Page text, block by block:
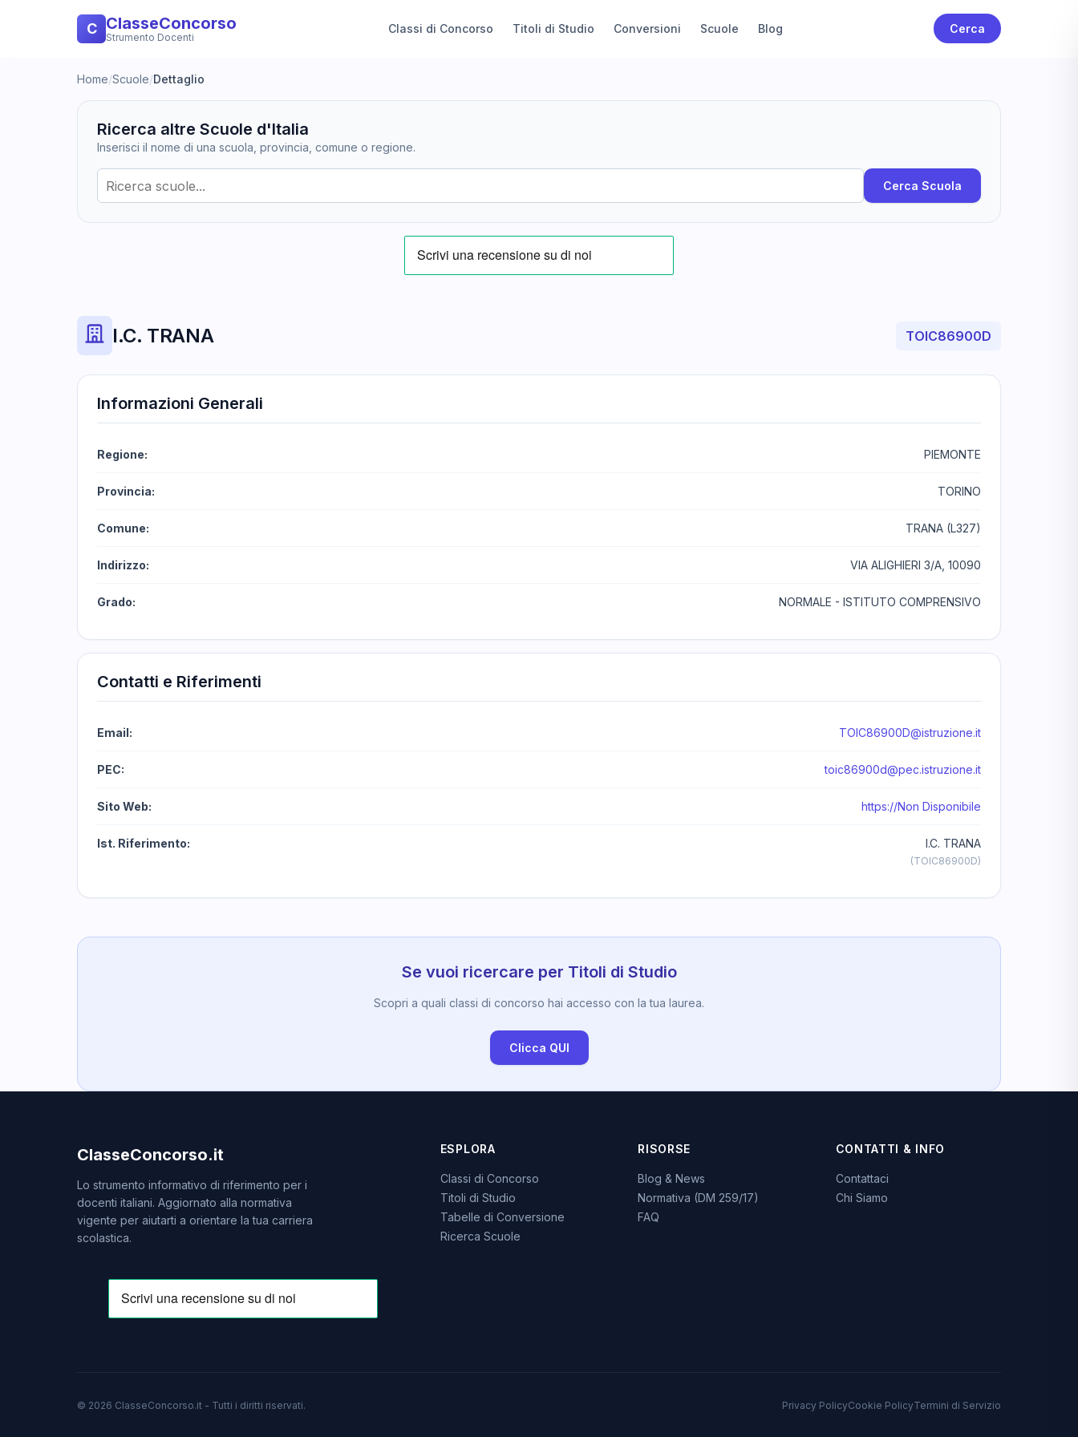
C ClasseConcorso
Strumento Docenti
Classi di Concorso Titoli di Studio Conversioni Scuole Blog Cerca
Home/Scuole/Dettaglio
Ricerca altre Scuole d'Italia
Inserisci il nome di una scuola, provincia, comune o regione.
Cerca Scuola
I.C. TRANA TOIC86900D
Informazioni Generali
Regione: PIEMONTE
Provincia: TORINO
Comune: TRANA (L327)
Indirizzo: VIA ALIGHIERI 3/A, 10090
Grado: NORMALE - ISTITUTO COMPRENSIVO
Contatti e Riferimenti
Email: TOIC86900D@istruzione.it
PEC: toic86900d@pec.istruzione.it
Sito Web: https://Non Disponibile
Ist. Riferimento: I.C. TRANA
(TOIC86900D)
Se vuoi ricercare per Titoli di Studio
Scopri a quali classi di concorso hai accesso con la tua laurea.
Clicca QUI
ClasseConcorso.it
Lo strumento informativo di riferimento per i
docenti italiani. Aggiornato alla normativa
vigente per aiutarti a orientare la tua carriera
scolastica.
ESPLORA
Classi di Concorso
Titoli di Studio
Tabelle di Conversione
Ricerca Scuole
RISORSE
Blog & News
Normativa (DM 259/17)
FAQ
CONTATTI & INFO
Contattaci
Chi Siamo
© 2026 ClasseConcorso.it - Tutti i diritti riservati. Privacy PolicyCookie PolicyTermini di Servizio